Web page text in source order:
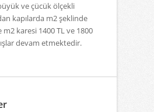
ve çücük ölçekli
kapılarda m2 şeklinde
karesi 1400 TL ve 1800
devam etmektedir.